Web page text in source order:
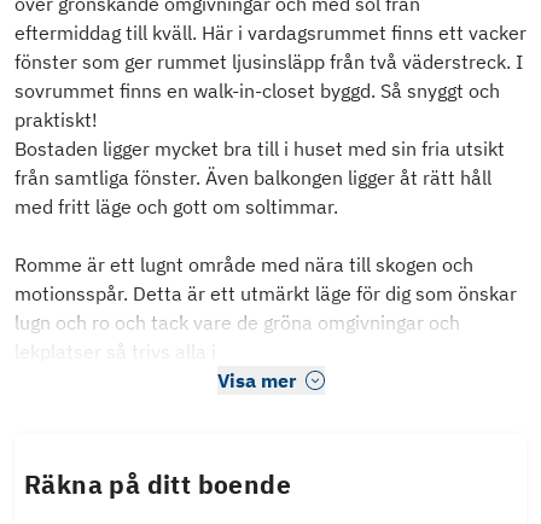
eftermiddag till kväll. Här i vardagsrummet finns ett vacker
fönster som ger rummet ljusinsläpp från två väderstreck. I
sovrummet finns en walk-in-closet byggd. Så snyggt och
praktiskt!
Bostaden ligger mycket bra till i huset med sin fria utsikt
från samtliga fönster. Även balkongen ligger åt rätt håll
med fritt läge och gott om soltimmar.
Romme är ett lugnt område med nära till skogen och
motionsspår. Detta är ett utmärkt läge för dig som önskar
lugn och ro och tack vare de gröna omgivningar och
lekplatser så trivs alla i
Visa mer
Räkna på ditt boende